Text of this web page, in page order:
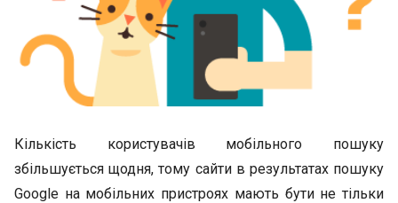
Кількість користувачів мобільного пошуку
збільшується щодня, тому сайти в результатах пошуку
Google на мобільних пристроях мають бути не тільки